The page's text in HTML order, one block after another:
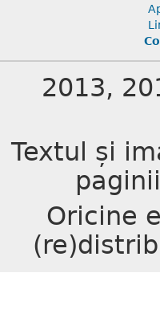
2013,
Textul și
Oricine